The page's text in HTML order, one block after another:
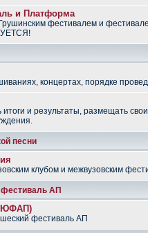
и Платформа
фестивалем и
концертах, порядке
и результаты, размещать
песни
клубом и межвузовским
фестиваль АП
фестиваль АП